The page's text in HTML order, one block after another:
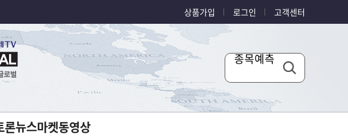
상품가입 로그인 고객센터
종목예측
론뉴스마켓동영상